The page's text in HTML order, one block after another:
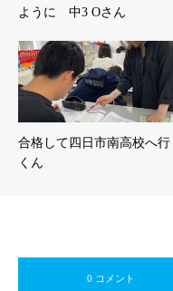
ように 中3 Oさん
合格して四日市南高校へ行
くん
0 コメント